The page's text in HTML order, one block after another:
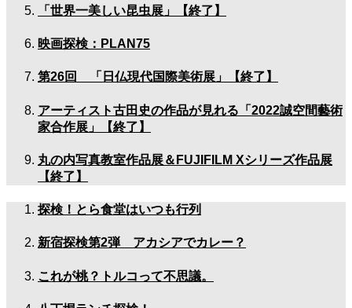
「世界一美しい昆虫展」【終了】
映画探検：PLAN75
第26回 「日仏現代国際美術展」【終了】
アーティスト古田史の作品が見れる「2022誠空間藝術
家合作展」【終了】
丸の内写真教室作品展＆FUJIFILM Xシリーズ作品展
【終了】
探検！とら食堂はいつも行列
新宿探検第2弾 アカシアでカレー？
これが桃？トルコって不思議。